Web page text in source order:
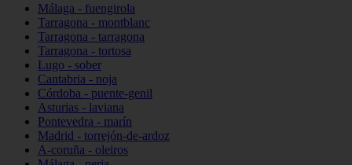
Málaga - fuengirola
Tarragona - montblanc
Tarragona - tarragona
Tarragona - tortosa
Lugo - sober
Cantabria - noja
Córdoba - puente-genil
Asturias - laviana
Pontevedra - marín
Madrid - torrejón-de-ardoz
A-coruña - oleiros